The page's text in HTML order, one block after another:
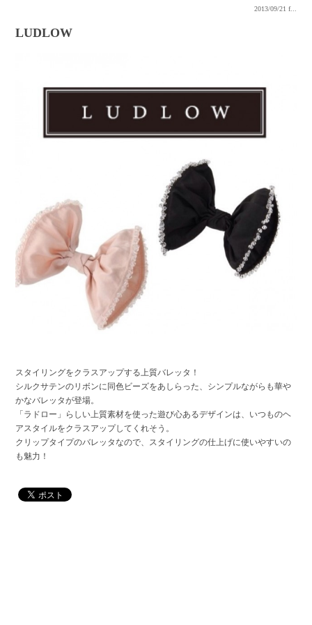
2013/09/21 f...
LUDLOW
スタイリングをクラスアップする上質バレッタ！
シルクサテンのリボンに同色ビーズをあしらった、シンプルながらも華や
かなバレッタが登場。
「ラドロー」らしい上質素材を使った遊び心あるデザインは、いつものヘ
アスタイルをクラスアップしてくれそう。
クリップタイプのバレッタなので、スタイリングの仕上げに使いやすいの
も魅力！